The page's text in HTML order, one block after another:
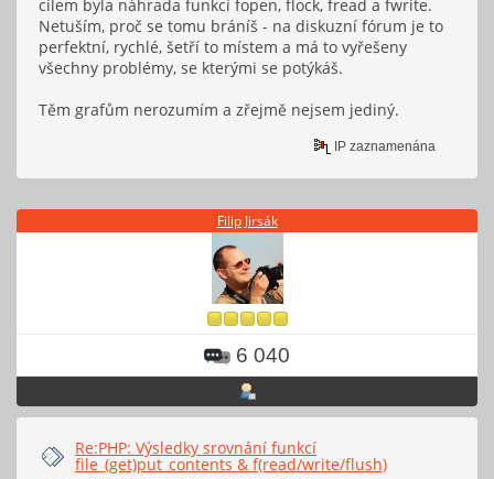
cílem byla náhrada funkcí fopen, flock, fread a fwrite.
Netuším, proč se tomu bráníš - na diskuzní fórum je to
perfektní, rychlé, šetří to místem a má to vyřešeny
všechny problémy, se kterými se potýkáš.
Těm grafům nerozumím a zřejmě nejsem jediný.
IP zaznamenána
Filip Jirsák
6 040
Re:PHP: Výsledky srovnání funkcí
file_(get)put_contents & f(read/write/flush)